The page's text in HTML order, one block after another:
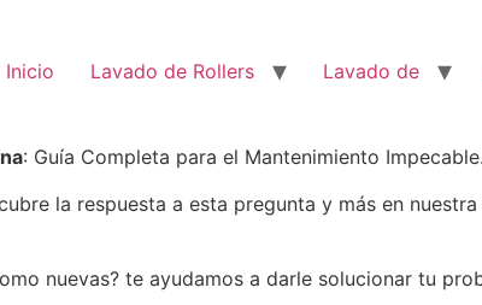
Inicio Lavado de Rollers Lavado de
: Guía Completa para el Mantenimiento Impecable.
la respuesta a esta pregunta y más en
nuevas? te ayudamos a darle solucionar tu